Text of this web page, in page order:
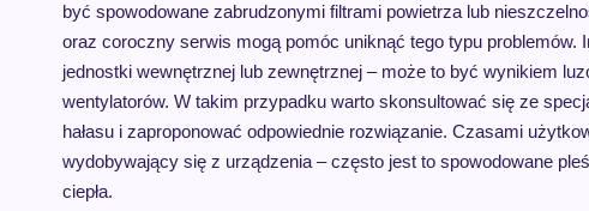
być spowodowane zabrudzonymi filtrami powietrza lub
oraz coroczny serwis mogą pomóc uniknąć tego typu
jednostki wewnętrznej lub zewnętrznej – może to być wynikiem
wentylatorów. W takim przypadku warto skonsultować się ze
hałasu i zaproponować odpowiednie rozwiązanie. Czasami
wydobywający się z urządzenia – często jest to spowodowane
ciepła.